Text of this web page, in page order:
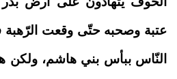
عتبة وصحبه حتّى وقعت
النّاس ببأس بني هاشم، ولكن